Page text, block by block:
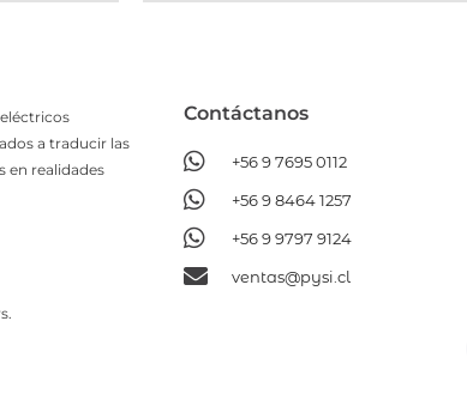
a traducir las
en realidades
Contáctanos​
+56 9 7695 0112
+56 9 8464 1257
+56 9 9797 9124
ventas@pysi.cl